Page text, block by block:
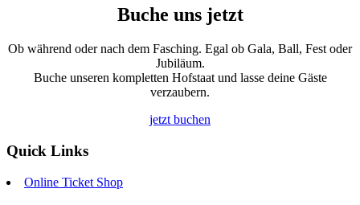
Buche uns jetzt
Ob während oder nach dem Fasching. Egal ob Gala, Ball, Fest oder
Jubiläum.
Buche unseren kompletten Hofstaat und lasse deine Gäste
verzaubern.
jetzt buchen
Quick Links
Online Ticket Shop